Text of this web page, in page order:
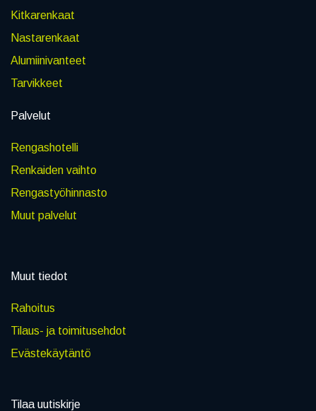
Kitkarenkaat
Nastarenkaat
Alumiinivanteet
Tarvikkeet
Palvelut
Rengashotelli
Renkaiden vaihto
Rengastyöhinnasto
Muut palvelut
Muut tiedot
Rahoitus
Tilaus- ja toimitusehdot
Evästekäytäntö
Tilaa uutiskirje